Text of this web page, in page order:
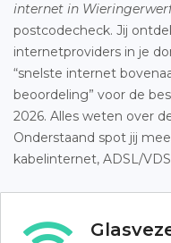
internet in
postcodecheck. Jij
internetproviders in je
“snelste internet
beoordeling” voor de
2026. Alles weten over
Onderstaand spot jij
kabelinternet, ADSL/